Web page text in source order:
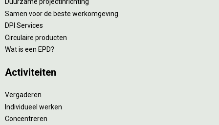
Samen voor de beste werkomgeving
DPI Services
Circulaire producten
Wat is een EPD?
Activiteiten
Vergaderen
Individueel werken
Concentreren